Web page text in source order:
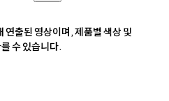
연출된 영상이며, 제품별 색상 및
수 있습니다.